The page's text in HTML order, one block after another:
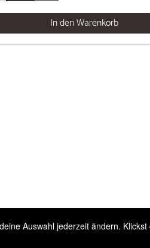
In den Warenkorb
Auswahl jederzeit ändern. Klickst